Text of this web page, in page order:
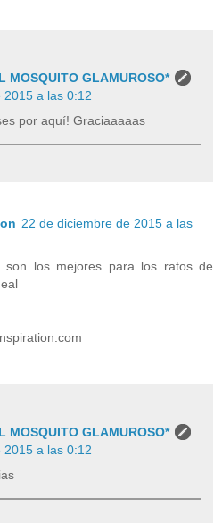
MOSQUITO GLAMUROSO*
2015 a las 0:12
por aquí! Graciaaaaas
22 de diciembre de 2015 a las
son los mejores para los ratos de
MOSQUITO GLAMUROSO*
2015 a las 0:12